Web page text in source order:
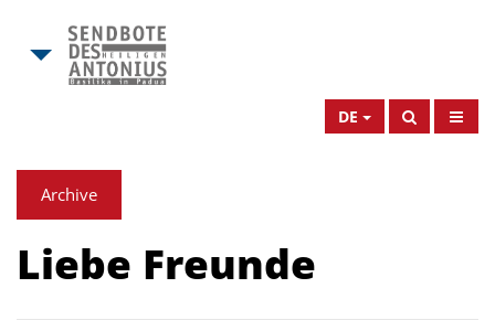
DE
Archive
Liebe Freunde